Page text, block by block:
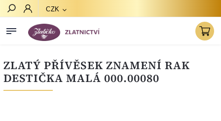
CZK
ZLATÝ PŘÍVĚSEK ZNAMENÍ RAK
DESTIČKA MALÁ 000.00080